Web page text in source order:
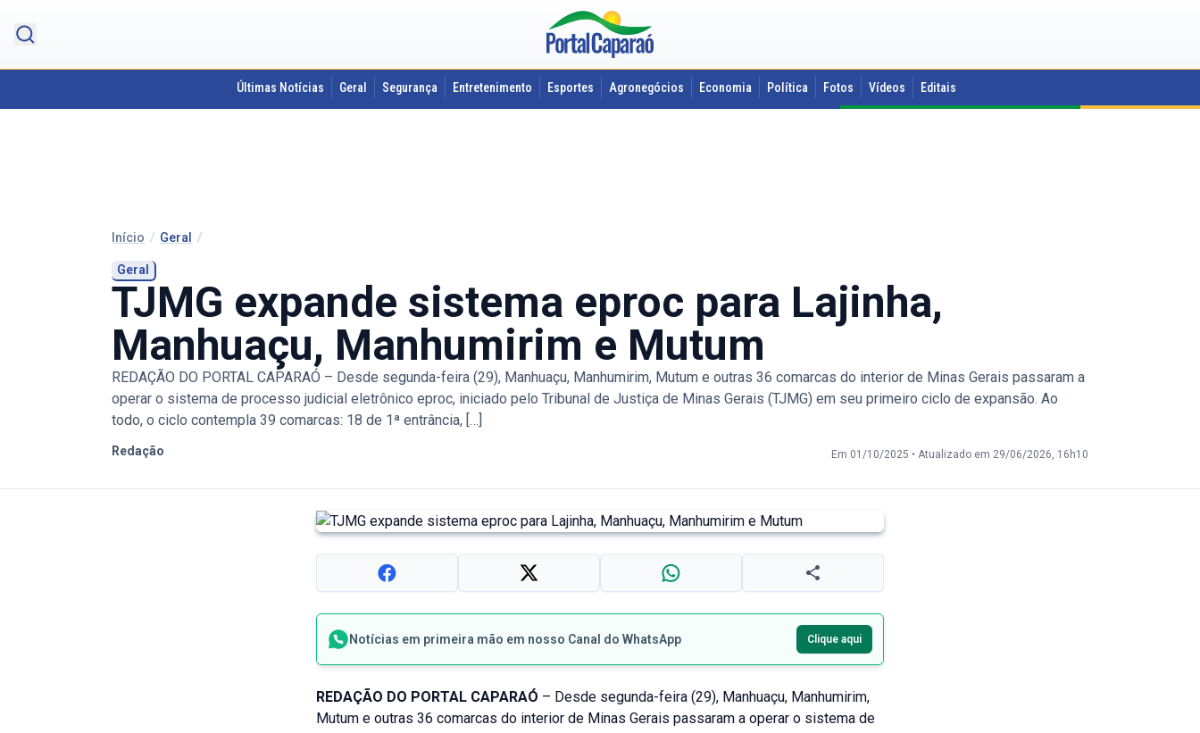
Últimas Notícias Geral Segurança Entretenimento Esportes Agronegócios Economia Política Fotos Vídeos Editais
Início / Geral /
Geral
TJMG expande sistema eproc para Lajinha,
Manhuaçu, Manhumirim e Mutum
REDAÇÃO DO PORTAL CAPARAÓ – Desde segunda-feira (29), Manhuaçu, Manhumirim, Mutum e outras 36 comarcas do interior de Minas Gerais passaram a
operar o sistema de processo judicial eletrônico eproc, iniciado pelo Tribunal de Justiça de Minas Gerais (TJMG) em seu primeiro ciclo de expansão. Ao
todo, o ciclo contempla 39 comarcas: 18 de 1ª entrância, […]
Redação Em 01/10/2025 • Atualizado em 29/06/2026, 16h10
Notícias em primeira mão em nosso Canal do WhatsApp Clique aqui
REDAÇÃO DO PORTAL CAPARAÓ – Desde segunda-feira (29), Manhuaçu, Manhumirim,
Mutum e outras 36 comarcas do interior de Minas Gerais passaram a operar o sistema de